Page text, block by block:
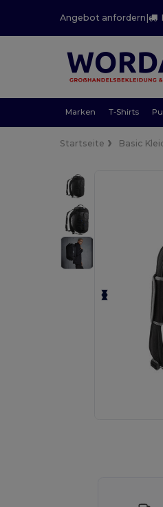
Angebot anfordern |
Marken T-Shirts
Startseite Basic